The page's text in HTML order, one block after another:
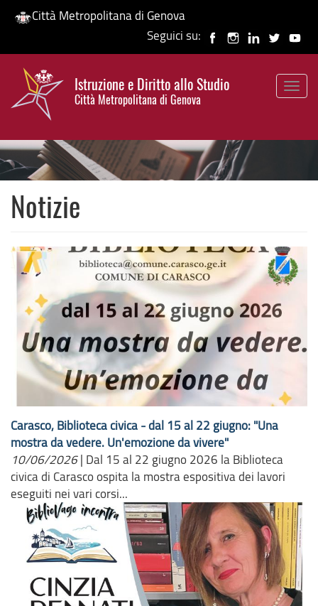
Salta
contenuto
principale
Città Metropolitana di Genova
Seguici su:
Istruzione e Diritto allo Studio
Città Metropolitana di Genova
HP banner
Notizie
Carasco, Biblioteca civica - dal 15 al 22 giugno: "Una
mostra da vedere. Un'emozione da vivere"
10/06/2026 | Dal 15 al 22 giugno 2026 la Biblioteca
civica di Carasco ospita la mostra espositiva dei lavori
eseguiti nei vari corsi...